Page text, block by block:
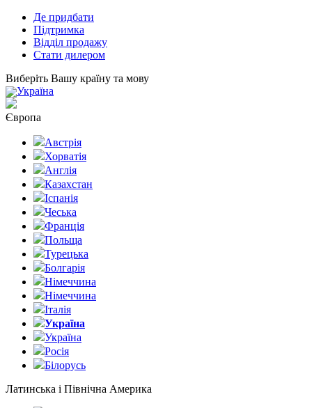
Де придбати
Підтримка
Відділ продажу
Стати дилером
Виберіть Вашу країну та мову
Україна
Європа
Австрія
Хорватія
Англія
Казахстан
Іспанія
Чеська
Франція
Польща
Турецька
Болгарія
Німеччина
Німеччина
Італія
Україна
Україна
Росія
Білорусь
Латинська і Північна Америка